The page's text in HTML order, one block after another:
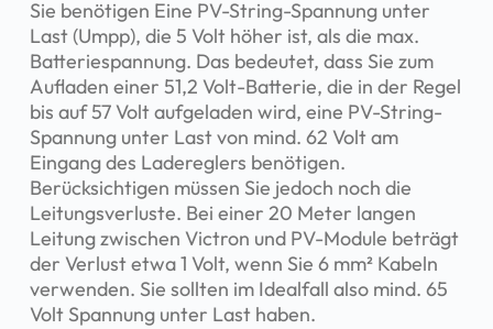
Sie benötigen Eine PV-String-Spannung unter
Last (Umpp), die 5 Volt höher ist, als die max.
Batteriespannung. Das bedeutet, dass Sie zum
Aufladen einer 51,2 Volt-Batterie, die in der Regel
bis auf 57 Volt aufgeladen wird, eine PV-String-
Spannung unter Last von mind. 62 Volt am
Eingang des Ladereglers benötigen.
Berücksichtigen müssen Sie jedoch noch die
Leitungsverluste. Bei einer 20 Meter langen
Leitung zwischen Victron und PV-Module beträgt
der Verlust etwa 1 Volt, wenn Sie 6 mm² Kabeln
verwenden. Sie sollten im Idealfall also mind. 65
Volt Spannung unter Last haben.